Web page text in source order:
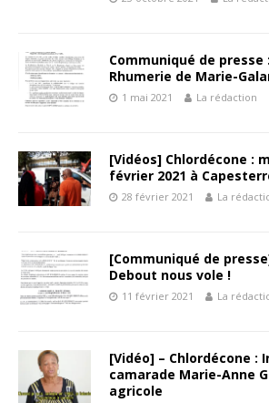
Communiqué de presse
Rhumerie de Marie-
1 mai 2021 La rédaction
[Vidéos] Chlordécone :
février 2021 à
28 février 2021 La
[Communiqué de
Debout nous vole !
11 février 2021 La
[Vidéo] – Chlordécone :
camarade Marie-Anne
agricole